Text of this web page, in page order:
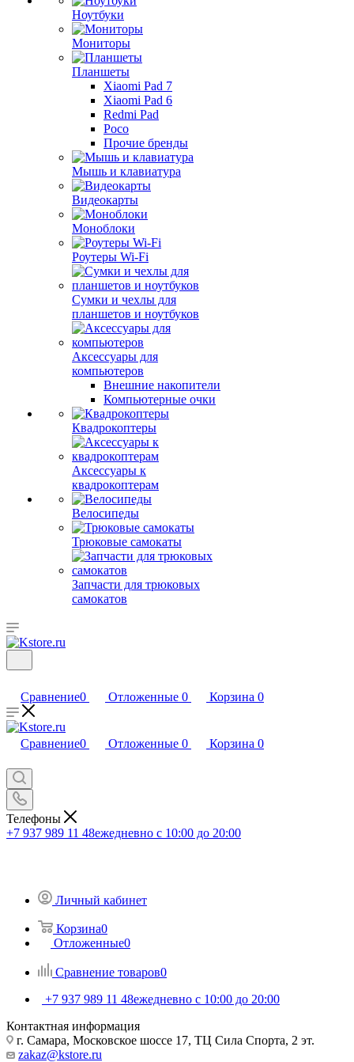
Ноутбуки
Мониторы
Планшеты
Xiaomi Pad 7
Xiaomi Pad 6
Redmi Pad
Poco
Прочие бренды
Мышь и клавиатура
Видеокарты
Моноблоки
Роутеры Wi-Fi
Сумки и чехлы для
планшетов и ноутбуков
Аксессуары для
компьютеров
Внешние накопители
Компьютерные очки
Квадрокоптеры
Аксессуары к
квадрокоптерам
Велосипеды
Трюковые самокаты
Запчасти для трюковых
самокатов
Сравнение0 Отложенные 0 Корзина 0
Сравнение0 Отложенные 0 Корзина 0
Телефоны
+7 937 989 11 48ежедневно с 10:00 до 20:00
Личный кабинет
Корзина0
Отложенные0
Сравнение товаров0
+7 937 989 11 48ежедневно с 10:00 до 20:00
Контактная информация
г. Самара, Московское шоссе 17, ТЦ Сила Спорта, 2 эт.
zakaz@kstore.ru